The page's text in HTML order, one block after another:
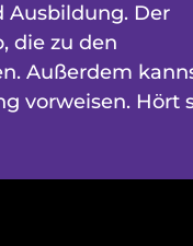
Ausbildung. Der
die zu den
Außerdem
vorweisen. Hört